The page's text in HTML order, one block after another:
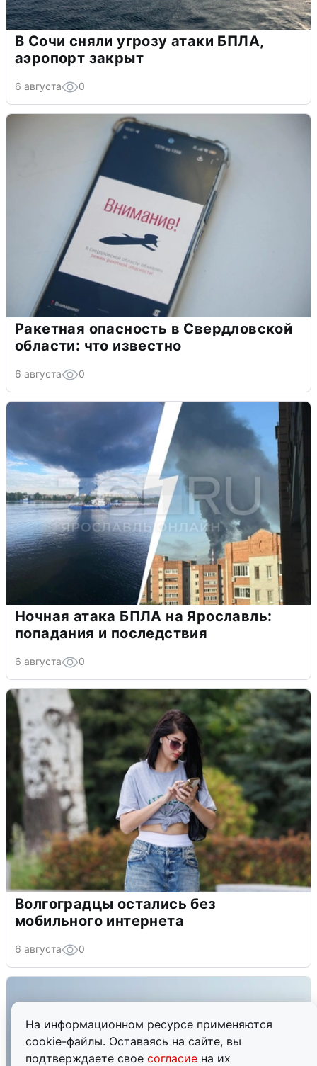
На информационном ресурсе применяются
cookie-файлы. Оставаясь на сайте, вы
подтверждаете свое согласие на их
В Сочи сняли угрозу атаки БПЛА,
аэропорт закрыт
6 августа 0
Ракетная опасность в Свердловской
области: что известно
6 августа 0
Ночная атака БПЛА на Ярославль:
попадания и последствия
6 августа 0
Волгоградцы остались без
мобильного интернета
6 августа 0